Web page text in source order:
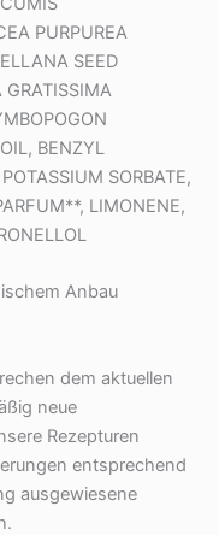
PURPUREA
SEED
GRATISSIMA
BENZYL
SORBATE,
LIMONENE,
Anbau
dem aktuellen
neue
Rezepturen
entsprechend
ausgewiesene